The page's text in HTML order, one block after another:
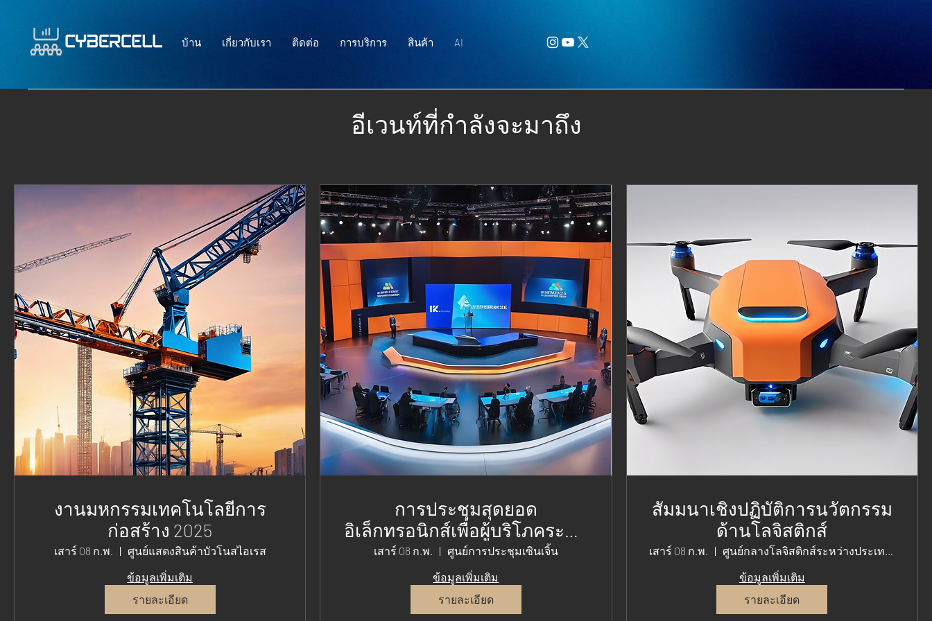
บ้าน เกี่ยวกับเรา ติดต่อ การบริการ สินค้า AI
อีเวนท์ที่กำลังจะมาถึง
งานมหกรรมเทคโนโลยีการ
ก่อสร้าง 2025
เสาร์ 08 ก.พ.
ศูนย์แสดงสินค้าบัวโนสไอเรส
ข้อมูลเพิ่มเติม
รายละเอียด
การประชุมสุดยอด
อิเล็กทรอนิกส์เพื่อผู้บริโภคระดับ
โลก 2025
เสาร์ 08 ก.พ.
ศูนย์การประชุมเซินเจิ้น
ข้อมูลเพิ่มเติม
รายละเอียด
สัมมนาเชิงปฏิบัติการนวัตกรรม
ด้านโลจิสติกส์
เสาร์ 08 ก.พ.
ศูนย์กลางโลจิสติกส์ระหว่างประเทศไมอามี
ข้อมูลเพิ่มเติม
รายละเอียด